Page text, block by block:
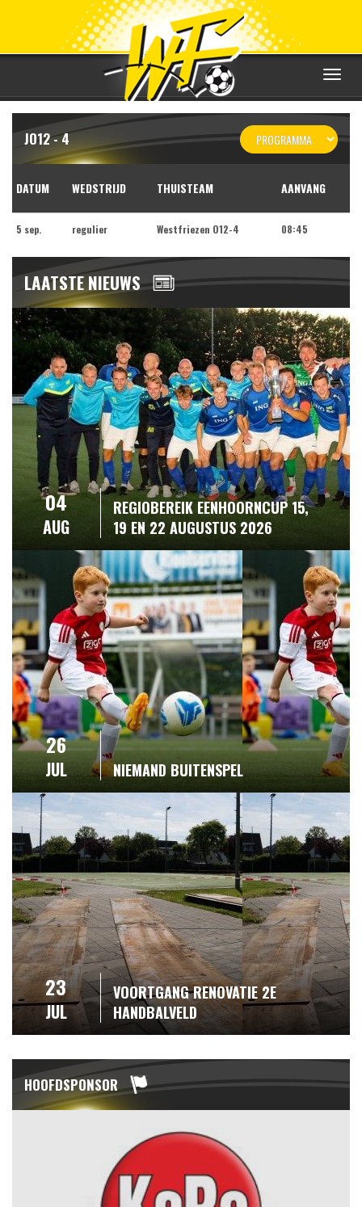
Toggle
JO12 - 4
DATUM WEDSTRIJD THUISTEAM AANVANG
5 sep. regulier Westfriezen O12-4 08:45
LAATSTE NIEUWS
04
AUG
REGIOBEREIK EENHOORNCUP 15,
19 EN 22 AUGUSTUS 2026
26
JUL NIEMAND BUITENSPEL
23
JUL
VOORTGANG RENOVATIE 2E
HANDBALVELD
HOOFDSPONSOR